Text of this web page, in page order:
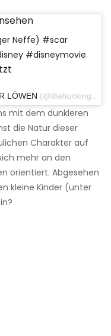
Neffe) #scar
#disneymovie
LÖWEN (@thelionking_life) am 8. Juni 2018 um 20:32 Uhr PDT
mit dem dunkleren
die Natur dieser
Charakter auf
mehr an den
orientiert. Abgesehen
kleine Kinder (unter